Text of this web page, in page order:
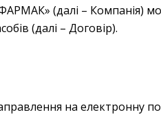
(далі – Компанія)
(далі – Договір).
на електронну